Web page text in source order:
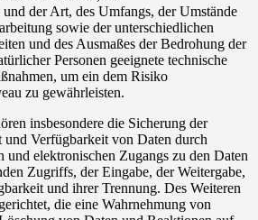
der Art, des Umfangs, der Umstände
sowie der unterschiedlichen
und des Ausmaßes der Bedrohung der
Personen geeignete technische
um ein dem Risiko
zu gewährleisten.
insbesondere die Sicherung der
Verfügbarkeit von Daten durch
und elektronischen Zugangs zu den Daten
Zugriffs, der Eingabe, der Weitergabe,
und ihrer Trennung. Des Weiteren
die eine Wahrnehmung von